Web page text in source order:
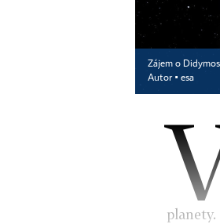
Zájem o
Autor ▪ esa